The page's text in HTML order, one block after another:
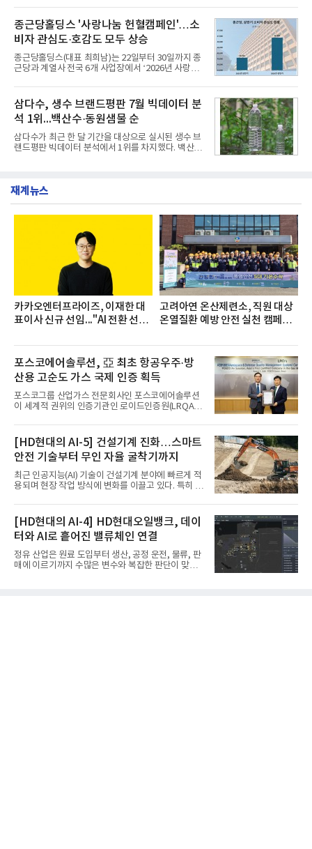
서도
부터 30일까지 서울 원센티널 NH농협캐피탈타워 22
층에서 운영했다고 31일 밝혔다.이번 프로그램은 경
영지원부 홍보팀과 2026년 새로이(e)＊가 공동 주관
했으며, ▲팀장·부장(7.27), ▲계장·주임(7.28), ▲과
장·차장(7.29), ▲대리(7.30) 등 직급별로 총 4회에 걸
쳐 진행됐다.참고로 새로이(e)는 NH농협캐피탈 MZ
세대들로(과장~계장) 구성된 자율 참여조직으로, 조
반에 전파하는 역할
종근당홀딩스 '사랑나눔 헌혈캠페인'…소
비자 관심도·호감도 모두 상승
종근당홀딩스(대표 최희남)는 22일부터 30일까지 종
근당과 계열사 전국 6개 사업장에서 ‘2026년 사랑나
인은 장마와 폭염, 여름휴가 등으로 헌혈 참여가 줄어
드는 시기에 안정적 혈액 수급에 기여하고 생명나눔
문화를 확산하기 위해 마련됐다.캠페인은 종근당 천
안공장을 시작으로 ▲효종연구소 ▲종근당바이오 안
산공장 ▲경보제약 아산본사 ▲종근당건강 당진공장
▲종근당 본사 등 전국 6개 사업장에서 릴레이 방식
으로 이어졌다.캠페인 기간에는 임직원의 참여를 독
증을 한국백혈병
삼다수, 생수 브랜드평판 7월 빅데이터 분
석 1위...백산수·동원샘물 순
삼다수가 최근 한 달 기간을 대상으로 실시된 생수 브
랜드평판 빅데이터 분석에서 1위를 차지했다. 백산수
까지 수집된 소비자 빅데이터 3,702,555건을 분석한
터는 지난 4월(3,435,836건) 대비 7.76% 증가한 수
치다.연구소에 따르면 7월 생수 브랜드평판 순위는 삼
다수, 백산수, 동원샘물, 스파클, 아이시스, 에비앙,
몽베스트, 크리스탈, 풀무원샘물, 평창수, 지리산수,
재계뉴스
카카오엔터프라이즈, 이재한 대
표이사 신규 선임..."AI 전환 선
고려아연 온산제련소, 직원 대상
온열질환 예방 안전 실천 캠페인
포스코에어솔루션, 亞 최초 항공우주·방
산용 고순도 가스 국제 인증 획득
포스코그룹 산업가스 전문회사인 포스코에어솔루션
이 세계적 권위의 인증기관인 로이드인증원(LRQA)
순도 희귀가스 제조 분야 국제공인 인증인 ‘항공우주·
방산 품질경영시스템(AS9100D)’을 획득했다.포스코
에어솔루션은 6일 서울 포스코센터에서 김대연 포스
코에어솔루션 대표, 이일형 로이드인증원(LRQA) 한
국지사 대표 등이 참석한 가운데 ‘항공우주·방산 품질
경영시스템(AS9100D)’ 인증수여식을 가졌다고 밝혔
다.포스코에어솔루션이 획득한 AS9100D는 국제 품
벌 표준이다. 특히 미세
[HD현대의 AI-5] 건설기계 진화…스마트
안전 기술부터 무인 자율 굴착기까지
최근 인공지능(AI) 기술이 건설기계 분야에 빠르게 적
용되며 현장 작업 방식에 변화를 이끌고 있다. 특히 무
마트 건설 현장 구현을 앞당기고 있다.HD현대사이트
솔루션은 최근 스위스 건설 현장에서 무인 자율 굴착
기를 투입했다. 실제 공사를 진행한 것은 처음으로, 건
설장비 자율화 기술의 새로운 이정표를 제시했다.이
번에 투입된 무인 자율 굴착기는 유럽 대형 건설그룹
키바그(KIBAG)의 스위스 투겐 지역 건설 프로젝트에
서 깊이 3m, 폭 12m, 길이 1km 규모의 토목 공사를
[HD현대의 AI-4] HD현대오일뱅크, 데이
터와 AI로 흩어진 밸류체인 연결
정유 산업은 원료 도입부터 생산, 공정 운전, 물류, 판
매에 이르기까지 수많은 변수와 복잡한 판단이 맞물